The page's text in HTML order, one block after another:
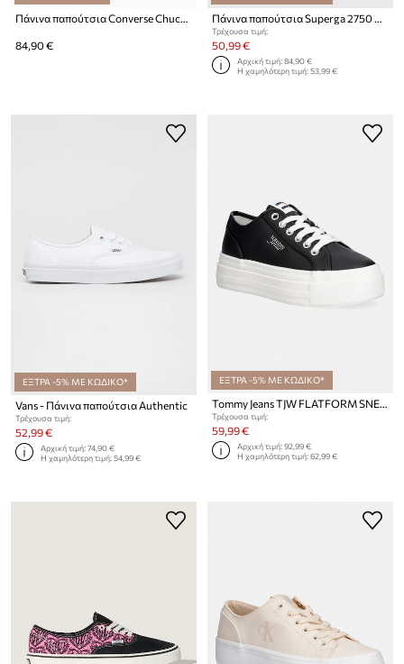
84,90 €
Τρέχουσα τιμή:
50,99 €
Αρχική τιμή:84,90 €
Η χαμηλότερη τιμή:53,99 €
ΕΞΤΡΑ -5% ΜΕ ΚΩΔΙΚΟ*
Vans - Πάνινα παπούτσια Authentic
Τρέχουσα τιμή:
52,99 €
Αρχική τιμή:74,90 €
Η χαμηλότερη τιμή:54,99 €
ΕΞΤΡΑ -5% ΜΕ ΚΩΔΙΚΟ*
Tommy Jeans TJW FLATFORM SNEAKER LTR πάνινα sneakers Γυναικεία δερμάτινα
Τρέχουσα τιμή:
59,99 €
Αρχική τιμή:92,99 €
Η χαμηλότερη τιμή:62,99 €